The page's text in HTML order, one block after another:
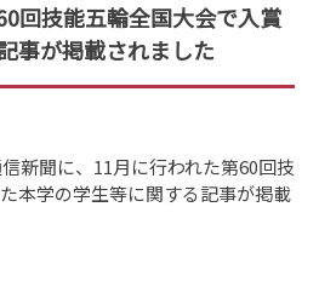
回技能五輪全国大会で入賞
事が掲載されました
新聞に、11月に行われた第60回技
本学の学生等に関する記事が掲載